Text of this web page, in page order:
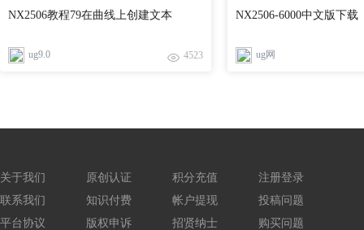
NX2506教程79在曲线上创建文本
ug9.0 4523
NX2506-6000中文版下载
ug网
关于我们
联系我们
平台协议
原创认证
知识付费
版权申诉
积分充值
帐户提现
招贤纳士
注册登录
投稿问题
购买问题